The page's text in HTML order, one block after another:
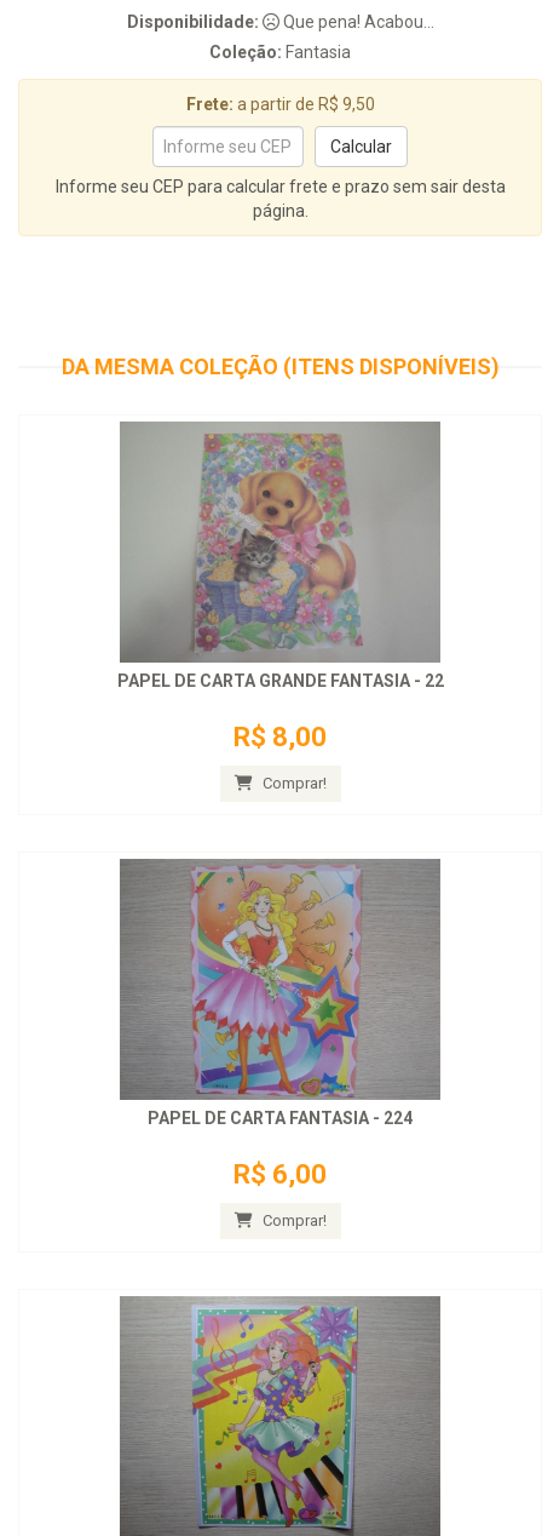
Disponibilidade:
Que pena! Acabou...
Coleção: Fantasia
Frete: a partir de R$ 9,50
Informe seu CEP para calcular frete e prazo sem sair desta
página.
DA MESMA COLEÇÃO (ITENS DISPONÍVEIS)
PAPEL DE CARTA GRANDE FANTASIA - 22
R$ 8,00
Comprar!
PAPEL DE CARTA FANTASIA - 224
R$ 6,00
Comprar!